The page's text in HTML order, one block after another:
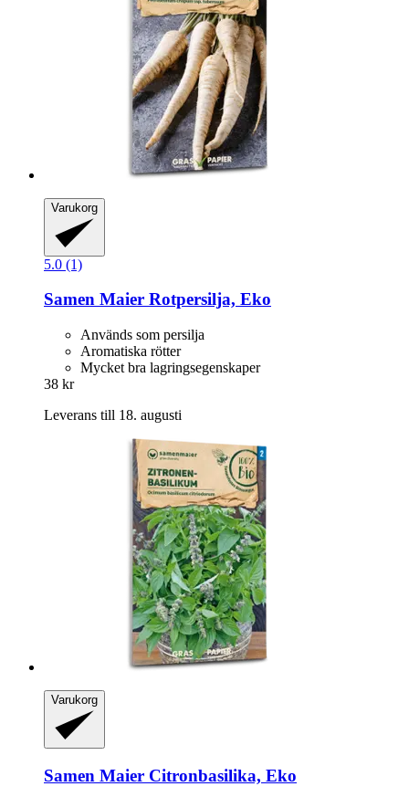
Varukorg
5.0 (1)
Samen Maier Rotpersilja, Eko
Används som persilja
Aromatiska rötter
Mycket bra lagringsegenskaper
38 kr
Leverans till 18. augusti
Varukorg
Samen Maier Citronbasilika, Eko